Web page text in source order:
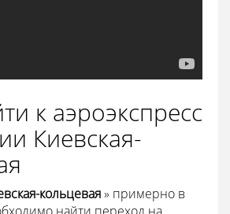
к аэроэкспресс
Киевская-
кольцевая» примерно в